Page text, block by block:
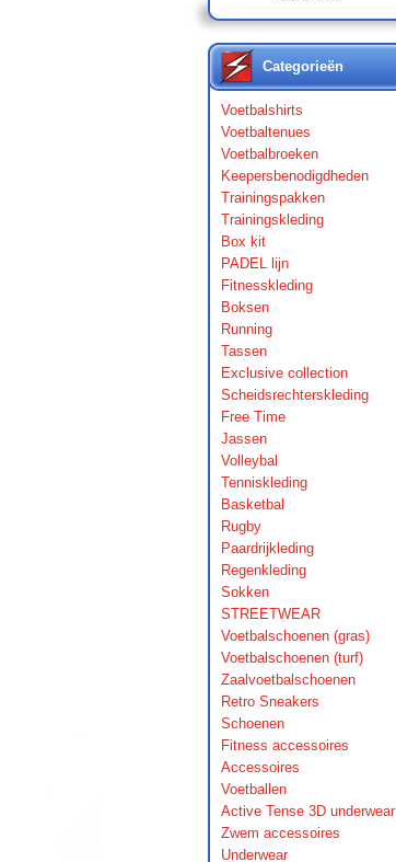
Categorieën
Voetbalshirts
Voetbaltenues
Voetbalbroeken
Keepersbenodigdheden
Trainingspakken
Trainingskleding
Box kit
PADEL lijn
Fitnesskleding
Boksen
Running
Tassen
Exclusive collection
Scheidsrechterskleding
Free Time
Jassen
Volleybal
Tenniskleding
Basketbal
Rugby
Paardrijkleding
Regenkleding
Sokken
STREETWEAR
Voetbalschoenen (gras)
Voetbalschoenen (turf)
Zaalvoetbalschoenen
Retro Sneakers
Schoenen
Fitness accessoires
Accessoires
Voetballen
Active Tense 3D underwear
Zwem accessoires
Underwear